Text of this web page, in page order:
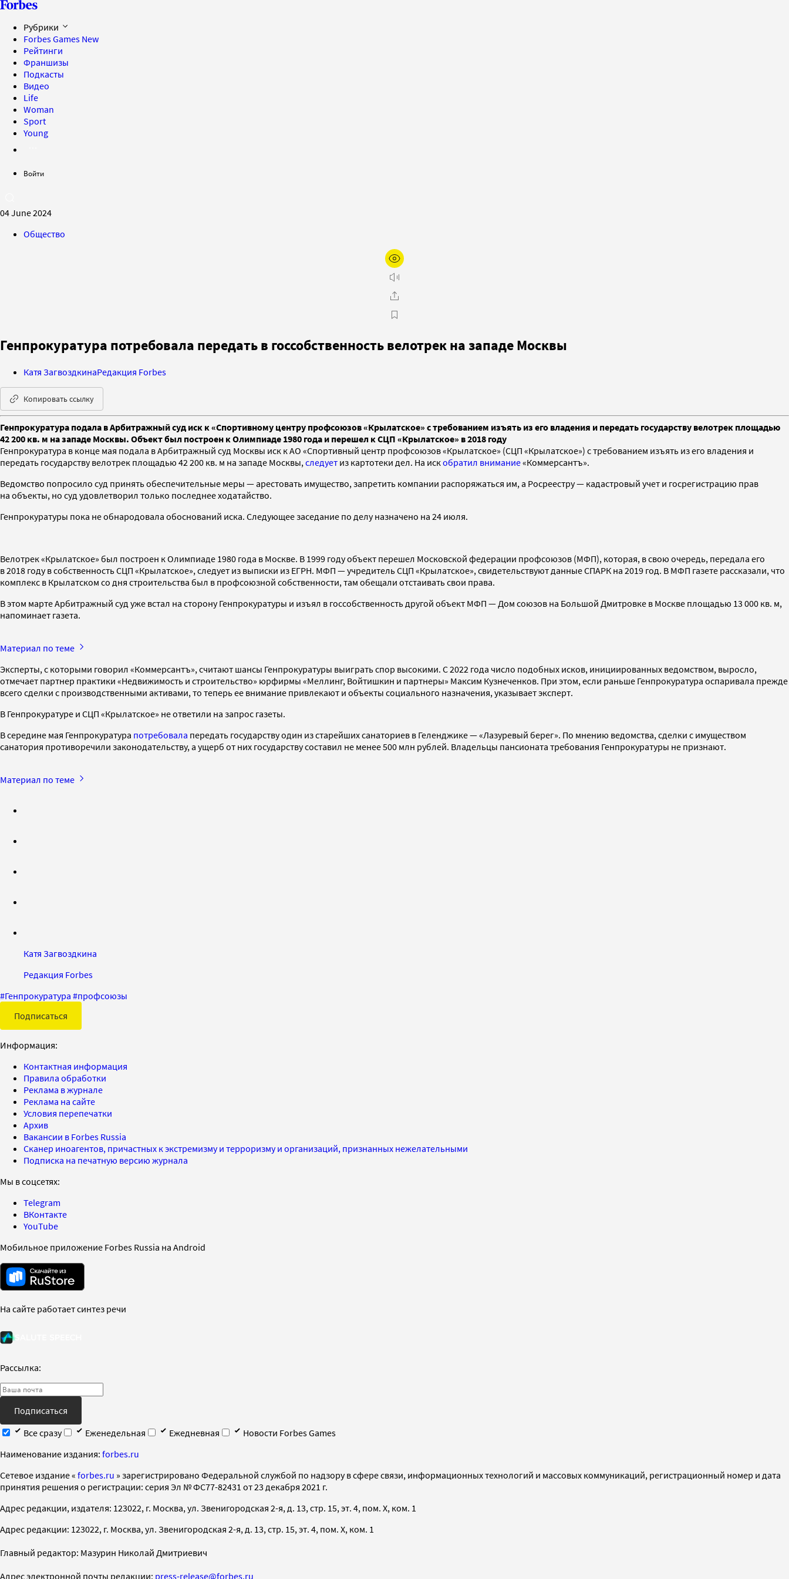
Рубрики
Forbes Games New
Рейтинги
Франшизы
Подкасты
Видео
Life
Woman
Sport
Young
Войти
04 June 2024
Общество
Генпрокуратура потребовала передать в госсобственность велотрек на западе Москвы
Катя ЗагвоздкинаРедакция Forbes
Копировать ссылку
Генпрокуратура подала в Арбитражный суд иск к «Спортивному центру профсоюзов «Крылатское» с требованием изъять из его владения и передать государству велотрек площадью
42 200 кв. м на западе Москвы. Объект был построен к Олимпиаде 1980 года и перешел к СЦП «Крылатское» в 2018 году
Генпрокуратура в конце мая подала в Арбитражный суд Москвы иск к АО «Спортивный центр профсоюзов «Крылатское» (СЦП «Крылатское») с требованием изъять из его владения и
передать государству велотрек площадью 42 200 кв. м на западе Москвы, следует из картотеки дел. На искобратил внимание«Коммерсантъ».
Ведомство попросило суд принять обеспечительные меры — арестовать имущество, запретить компании распоряжаться им, а Росреестру — кадастровый учет и госрегистрацию прав
на объекты, но суд удовлетворил только последнее ходатайство.
Генпрокуратуры пока не обнародовала обоснований иска. Следующее заседание по делу назначено на 24 июля.
Велотрек «Крылатское» был построен к Олимпиаде 1980 года в Москве. В 1999 году объект перешел Московской федерации профсоюзов (МФП), которая, в свою очередь, передала его
в 2018 году в собственность СЦП «Крылатское», следует из выписки из ЕГРН. МФП — учредитель СЦП «Крылатское», свидетельствуют данные СПАРК на 2019 год. В МФП газете рассказали, что
комплекс в Крылатском со дня строительства был в профсоюзной собственности, там обещали отстаивать свои права.
В этом марте Арбитражный суд уже встал на сторону Генпрокуратуры и изъял в госсобственность другой объект МФП — Дом союзов на Большой Дмитровке в Москве площадью 13 000 кв. м,
напоминает газета.
Материал по теме
Эксперты, с которыми говорил «Коммерсантъ», считают шансы Генпрокуратуры выиграть спор высокими. С 2022 года число подобных исков, инициированных ведомством, выросло,
отмечает партнер практики «Недвижимость и строительство» юрфирмы «Меллинг, Войтишкин и партнеры» Максим Кузнеченков. При этом, если раньше Генпрокуратура оспаривала прежде
всего сделки с производственными активами, то теперь ее внимание привлекают и объекты социального назначения, указывает эксперт.
В Генпрокуратуре и СЦП «Крылатское» не ответили на запрос газеты.
В середине мая Генпрокуратура потребовала передать государству один из старейших санаториев в Геленджике — «Лазуревый берег». По мнению ведомства, сделки с имуществом
санатория противоречили законодательству, а ущерб от них государству составил не менее 500 млн рублей. Владельцы пансионата требования Генпрокуратуры не признают.
Материал по теме
Катя Загвоздкина
Редакция Forbes
#Генпрокуратура #профсоюзы
Подписаться
Информация:
Контактная информация
Правила обработки
Реклама в журнале
Реклама на сайте
Условия перепечатки
Архив
Вакансии в Forbes Russia
Сканер иноагентов, причастных к экстремизму и терроризму и организаций, признанных нежелательными
Подписка на печатную версию журнала
Мы в соцсетях:
Telegram
ВКонтакте
YouTube
Мобильное приложение Forbes Russia на Android
На сайте работает синтез речи
Рассылка:
Подписаться
Все сразу
Еженедельная Ежедневная
Новости Forbes Games
Наименование издания: forbes.ru
Cетевое издание « forbes.ru » зарегистрировано Федеральной службой по надзору в сфере связи, информационных технологий и массовых коммуникаций, регистрационный номер и дата
принятия решения о регистрации: серия Эл № ФС77-82431 от 23 декабря 2021 г.
Адрес редакции, издателя: 123022, г. Москва, ул. Звенигородская 2-я, д. 13, стр. 15, эт. 4, пом. X, ком. 1
Адрес редакции: 123022, г. Москва, ул. Звенигородская 2-я, д. 13, стр. 15, эт. 4, пом. X, ком. 1
Главный редактор: Мазурин Николай Дмитриевич
Адрес электронной почты редакции: press-release@forbes.ru